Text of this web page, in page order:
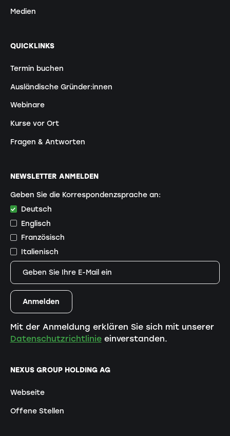
Medien
QUICKLINKS
Termin buchen
Ausländische Gründer:innen
Webinare
Kurse vor Ort
Fragen & Antworten
NEXUS GROUP HOLDING AG
Webseite
Offene Stellen
NEWSLETTER ANMELDEN
Geben Sie die Korrespondenzsprache an:
Deutsch
Englisch
Französisch
Italienisch
Mit der Anmeldung erklären Sie sich mit unserer
Datenschutzrichtlinieeinverstanden.